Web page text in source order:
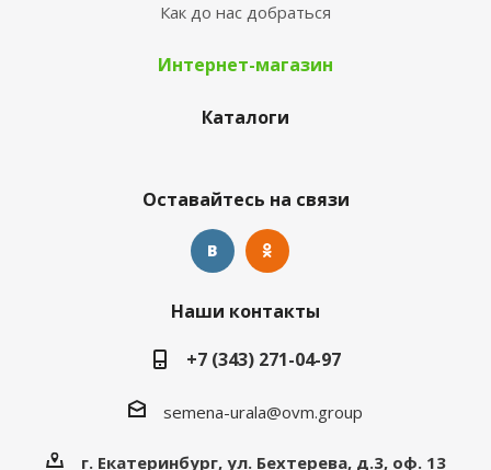
Как до нас добраться
Интернет-магазин
Каталоги
Оставайтесь на связи
Наши контакты
+7 (343) 271-04-97
semena-urala@ovm.group
г. Екатеринбург, ул. Бехтерева, д.3, оф. 13